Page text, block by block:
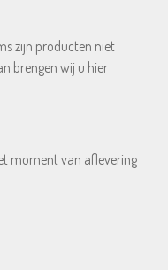
zijn producten niet
brengen wij u hier
moment van aflevering